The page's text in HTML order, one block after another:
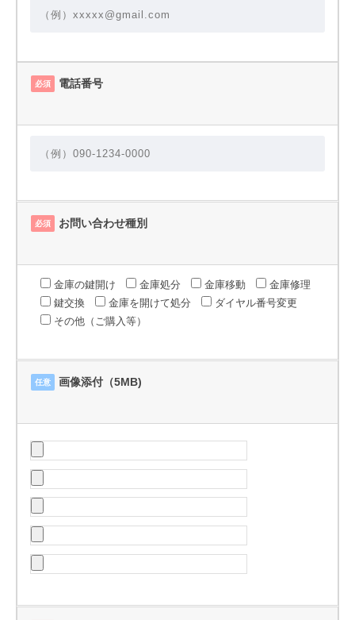
必須 電話番号
必須 お問い合わせ種別
金庫の鍵開け 金庫処分 金庫移動
金庫修理
鍵交換
金庫を開けて処分
ダイヤル番号変更
その他（ご購入等）
任意 画像添付（5MB)